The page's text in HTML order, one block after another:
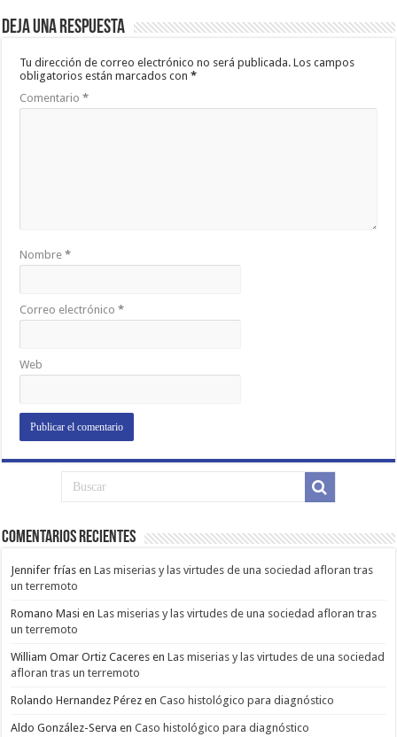
Deja una respuesta
Tu dirección de correo electrónico no será publicada. Los campos
obligatorios están marcados con*
Comentario*
Nombre*
Correo electrónico*
Web
Comentarios Recientes
Jennifer frías enLas miserias y las virtudes de una sociedad afloran tras
un terremoto
Romano Masi enLas miserias y las virtudes de una sociedad afloran tras
un terremoto
William Omar Ortiz Caceres enLas miserias y las virtudes de una sociedad
afloran tras un terremoto
Rolando Hernandez Pérez enCaso histológico para diagnóstico
Aldo González-Serva enCaso histológico para diagnóstico